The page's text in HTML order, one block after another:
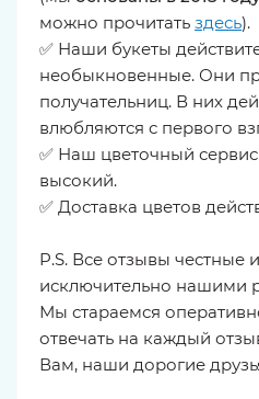
можно прочитать здесь).
✅ Наши букеты
необыкновенные. Они
получательниц. В них
влюбляются с первого
✅ Наш цветочный
высокий.
✅ Доставка цветов
P.S. Все отзывы честные
исключительно нашими
Мы стараемся
отвечать на каждый
Вам, наши дорогие